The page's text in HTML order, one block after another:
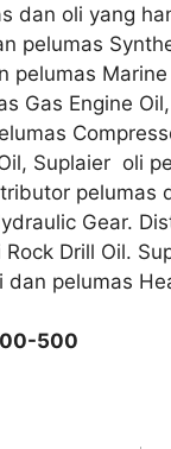
dan oli yang
pelumas
pelumas
Gas Engine
Suplaier oli
Gear.
Drill Oil.
pelumas
500